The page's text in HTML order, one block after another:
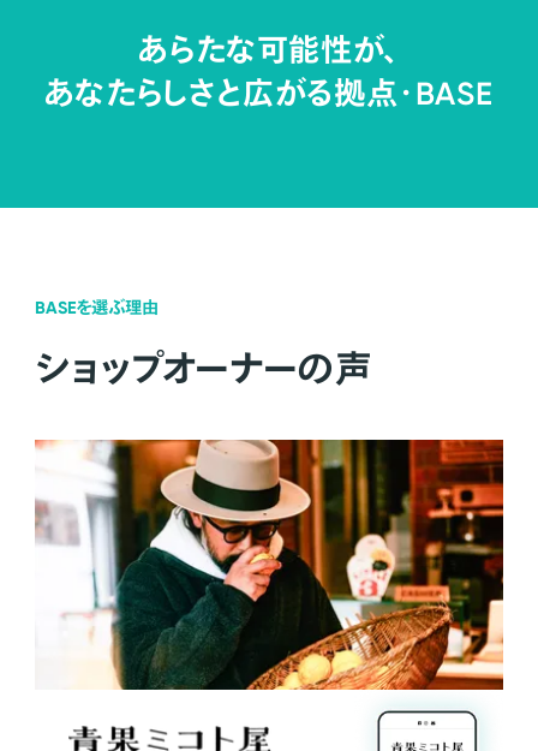
あらたな可能性が、
あなたらしさと広がる拠点・BASE
BASEを選ぶ理由
ショップオーナーの声